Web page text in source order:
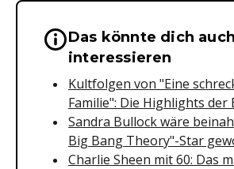
Wichtige Hinweise &
Das könnte dich auch
interessieren
Kultfolgen von "Eine
Familie": Die Highlights der
Sandra Bullock wäre
Big Bang Theory"-Star
Charlie Sheen mit 60: Das